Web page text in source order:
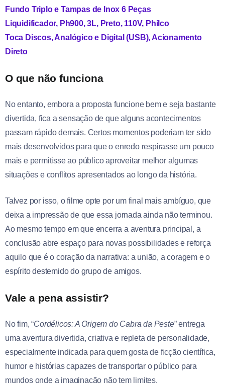
Fundo Triplo e Tampas de Inox 6 Peças
Liquidificador, Ph900, 3L, Preto, 110V, Philco
Toca Discos, Analógico e Digital (USB), Acionamento
Direto
O que não funciona
No entanto, embora a proposta funcione bem e seja bastante
divertida, fica a sensação de que alguns acontecimentos
passam rápido demais. Certos momentos poderiam ter sido
mais desenvolvidos para que o enredo respirasse um pouco
mais e permitisse ao público aproveitar melhor algumas
situações e conflitos apresentados ao longo da história.
Talvez por isso, o filme opte por um final mais ambíguo, que
deixa a impressão de que essa jornada ainda não terminou.
Ao mesmo tempo em que encerra a aventura principal, a
conclusão abre espaço para novas possibilidades e reforça
aquilo que é o coração da narrativa: a união, a coragem e o
espírito destemido do grupo de amigos.
Vale a pena assistir?
No fim, “Cordélicos: A Origem do Cabra da Peste” entrega
uma aventura divertida, criativa e repleta de personalidade,
especialmente indicada para quem gosta de ficção científica,
humor e histórias capazes de transportar o público para
mundos onde a imaginação não tem limites.